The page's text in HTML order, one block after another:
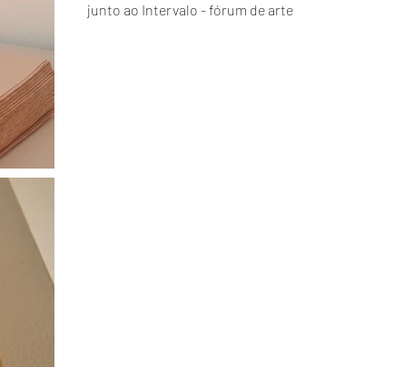
junto ao Intervalo - fórum de arte